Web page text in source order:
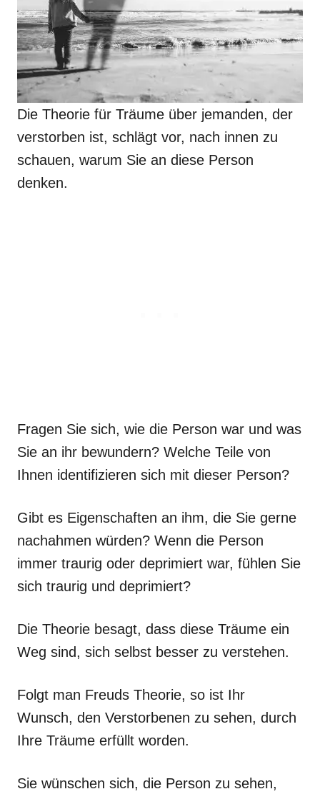
Die Theorie für Träume über jemanden, der
verstorben ist, schlägt vor, nach innen zu
schauen, warum Sie an diese Person
denken.
Fragen Sie sich, wie die Person war und was
Sie an ihr bewundern? Welche Teile von
Ihnen identifizieren sich mit dieser Person?
Gibt es Eigenschaften an ihm, die Sie gerne
nachahmen würden? Wenn die Person
immer traurig oder deprimiert war, fühlen Sie
sich traurig und deprimiert?
Die Theorie besagt, dass diese Träume ein
Weg sind, sich selbst besser zu verstehen.
Folgt man Freuds Theorie, so ist Ihr
Wunsch, den Verstorbenen zu sehen, durch
Ihre Träume erfüllt worden.
Sie wünschen sich, die Person zu sehen,